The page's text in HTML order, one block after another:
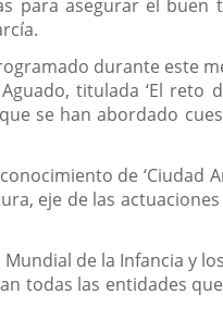
para asegurar el
durante este
titulada ‘El reto
se han abordado
de ‘Ciudad
eje de las
de la Infancia y
todas las entidades